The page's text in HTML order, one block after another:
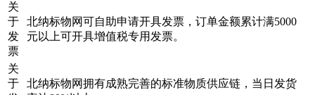
关
于
发
票
北纳标物网可自助申请开具发票，订单金额累计满5000
元以上可开具增值税专用发票。
关
于
北纳标物网拥有成熟完善的标准物质供应链，当日发货